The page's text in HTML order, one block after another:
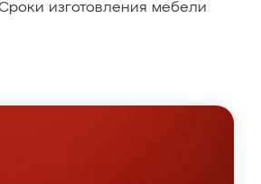
изготовления мебели